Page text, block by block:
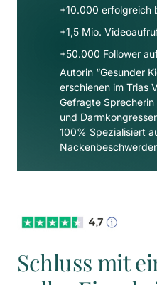
+10.000 erfolgreich
+1,5 Mio.
+50.000 Follower
Autorin “Gesunder
erschienen im Trias
Gefragte
und
100% Spezialisiert
Schluss mit